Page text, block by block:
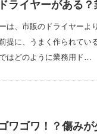
ライヤーがある
は、市販のドライヤーよ
提に、うまく作られてい
はどのように業務用ド…
ワゴワ！？傷み